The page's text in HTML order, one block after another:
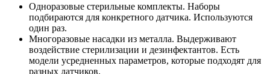
Одноразовые стерильные комплекты. Наборы
подбираются для конкретного датчика. Используются
один раз.
Многоразовые насадки из металла. Выдерживают
воздействие стерилизации и дезинфектантов. Есть
модели усредненных параметров, которые подходят для
разных датчиков.